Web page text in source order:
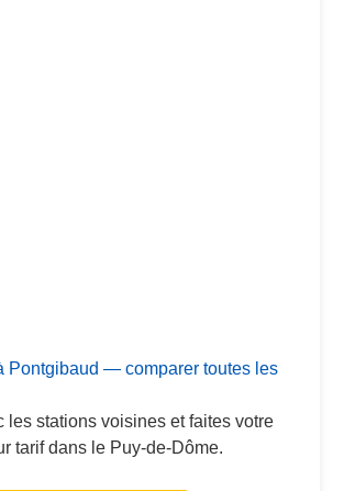
Pontgibaud — comparer toutes les
les stations voisines et faites votre
tarif dans le Puy-de-Dôme.